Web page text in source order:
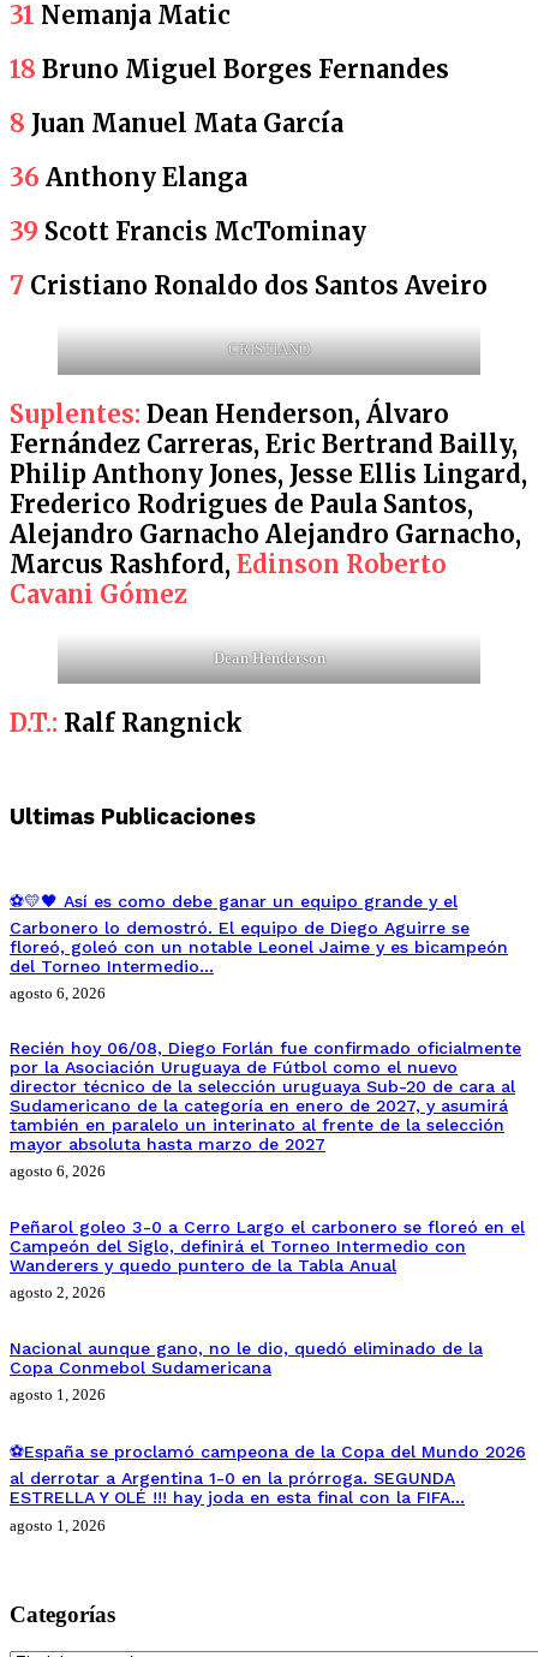
31 Nemanja Matic
18 Bruno Miguel Borges Fernandes
8 Juan Manuel Mata García
36 Anthony Elanga
39 Scott Francis McTominay
7 Cristiano Ronaldo dos Santos Aveiro
CRISTIANO
Suplentes: Dean Henderson, Álvaro
Fernández Carreras, Eric Bertrand Bailly,
Philip Anthony Jones, Jesse Ellis Lingard,
Frederico Rodrigues de Paula Santos,
Alejandro Garnacho Alejandro Garnacho,
Marcus Rashford, Edinson Roberto
Cavani Gómez
Dean Henderson
D.T.: Ralf Rangnick
Ultimas Publicaciones
⚽💛🖤 Así es como debe ganar un equipo grande y el
Carbonero lo demostró. El equipo de Diego Aguirre se
floreó, goleó con un notable Leonel Jaime y es bicampeón
del Torneo Intermedio…
agosto 6, 2026
Recién hoy 06/08, Diego Forlán fue confirmado oficialmente
por la Asociación Uruguaya de Fútbol como el nuevo
director técnico de la selección uruguaya Sub-20 de cara al
Sudamericano de la categoría en enero de 2027, y asumirá
también en paralelo un interinato al frente de la selección
mayor absoluta hasta marzo de 2027
agosto 6, 2026
Peñarol goleo 3-0 a Cerro Largo el carbonero se floreó en el
Campeón del Siglo, definirá el Torneo Intermedio con
Wanderers y quedo puntero de la Tabla Anual
agosto 2, 2026
Nacional aunque gano, no le dio, quedó eliminado de la
Copa Conmebol Sudamericana
agosto 1, 2026
⚽España se proclamó campeona de la Copa del Mundo 2026
al derrotar a Argentina 1-0 en la prórroga. SEGUNDA
ESTRELLA Y OLÉ !!! hay joda en esta final con la FIFA…
agosto 1, 2026
Categorías